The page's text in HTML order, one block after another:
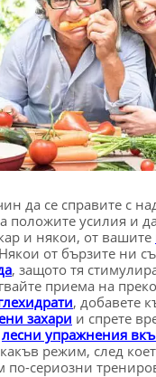
да се справите с
положите усилия и
и някои, от вашите
от бързите ни
, защото тя
приема на
, добавете
захари и спрете
лесни упражнения
режим, след
по-сериозни